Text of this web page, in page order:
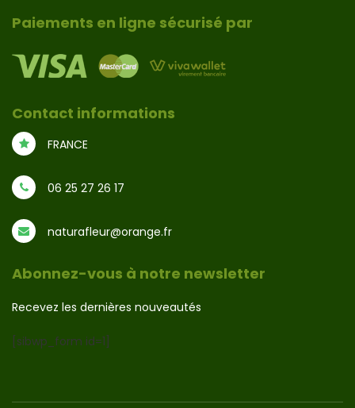
Paiements en ligne sécurisé par
Contact informations
FRANCE
06 25 27 26 17
naturafleur@orange.fr
Abonnez-vous à notre newsletter
Recevez les dernières nouveautés
[sibwp_form id=1]